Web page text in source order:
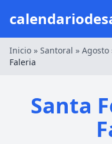
Inicio » Santoral » Agosto
Faleria
Santa